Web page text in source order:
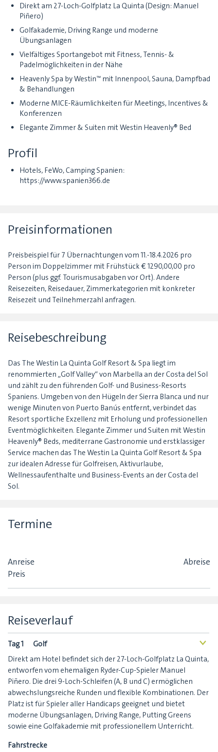
Direkt am 27-Loch-Golfplatz La Quinta (Design: Manuel
Piñero)
Golfakademie, Driving Range und moderne
Übungsanlagen
Vielfältiges Sportangebot mit Fitness, Tennis- &
Padelmöglichkeiten in der Nähe
Heavenly Spa by Westin™ mit Innenpool, Sauna, Dampfbad
& Behandlungen
Moderne MICE-Räumlichkeiten für Meetings, Incentives &
Konferenzen
Elegante Zimmer & Suiten mit Westin Heavenly® Bed
Profil
Hotels, FeWo, Camping Spanien:
https://www.spanien366.de
Preisinformationen
Preisbeispiel für 7 Übernachtungen vom 11.-18.4.2026 pro
Person im Doppelzimmer mit Frühstück € 1290,00,00 pro
Person (plus ggf. Tourismusabgaben vor Ort). Andere
Reisezeiten, Reisedauer, Zimmerkategorien mit konkreter
Reisezeit und Teilnehmerzahl anfragen.
Reisebeschreibung
Das The Westin La Quinta Golf Resort & Spa liegt im
renommierten „Golf Valley“ von Marbella an der Costa del Sol
und zählt zu den führenden Golf- und Business-Resorts
Spaniens. Umgeben von den Hügeln der Sierra Blanca und nur
wenige Minuten von Puerto Banús entfernt, verbindet das
Resort sportliche Exzellenz mit Erholung und professionellen
Eventmöglichkeiten. Elegante Zimmer und Suiten mit Westin
Heavenly® Beds, mediterrane Gastronomie und erstklassiger
Service machen das The Westin La Quinta Golf Resort & Spa
zur idealen Adresse für Golfreisen, Aktivurlaube,
Wellnessaufenthalte und Business-Events an der Costa del
Sol.
Termine
Anreise
Abreise
Preis
Reiseverlauf
Tag 1 Golf <
Direkt am Hotel befindet sich der 27-Loch-Golfplatz La Quinta,
entworfen vom ehemaligen Ryder-Cup-Spieler Manuel
Piñero. Die drei 9-Loch-Schleifen (A, B und C) ermöglichen
abwechslungsreiche Runden und flexible Kombinationen. Der
Platz ist für Spieler aller Handicaps geeignet und bietet
moderne Übungsanlagen, Driving Range, Putting Greens
sowie eine Golfakademie mit professionellem Unterricht.
Fahrstrecke